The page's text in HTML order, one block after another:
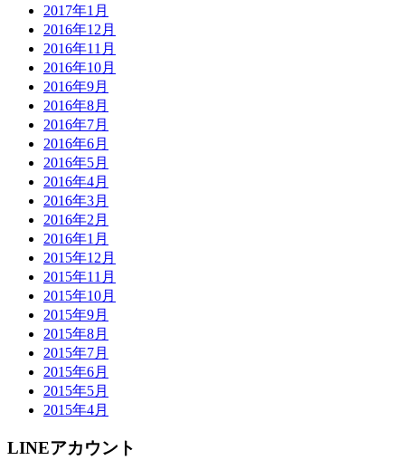
2017年1月
2016年12月
2016年11月
2016年10月
2016年9月
2016年8月
2016年7月
2016年6月
2016年5月
2016年4月
2016年3月
2016年2月
2016年1月
2015年12月
2015年11月
2015年10月
2015年9月
2015年8月
2015年7月
2015年6月
2015年5月
2015年4月
LINEアカウント